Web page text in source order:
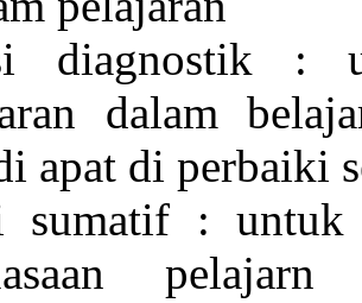
diagnostik :
dalam
apat di perbaiki
sumatif : untuk